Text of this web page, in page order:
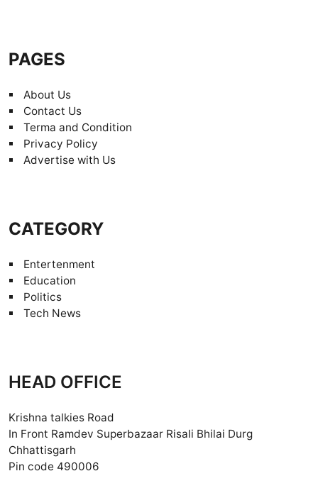
PAGES
About Us
Contact Us
Terma and Condition
Privacy Policy
Advertise with Us
CATEGORY
Entertenment
Education
Politics
Tech News
HEAD OFFICE
Krishna talkies Road
In Front Ramdev Superbazaar Risali Bhilai Durg
Chhattisgarh
Pin code 490006